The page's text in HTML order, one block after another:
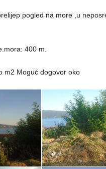
pogled na more ,u
400 m.
m2 Moguć dogovor oko